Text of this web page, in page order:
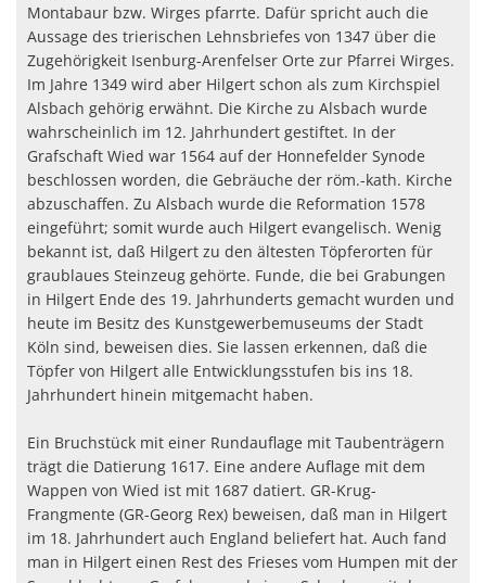
Montabaur bzw. Wirges pfarrte. Dafür spricht auch die
Aussage des trierischen Lehnsbriefes von 1347 über die
Zugehörigkeit Isenburg-Arenfelser Orte zur Pfarrei Wirges.
Im Jahre 1349 wird aber Hilgert schon als zum Kirchspiel
Alsbach gehörig erwähnt. Die Kirche zu Alsbach wurde
wahrscheinlich im 12. Jahrhundert gestiftet. In der
Grafschaft Wied war 1564 auf der Honnefelder Synode
beschlossen worden, die Gebräuche der röm.-kath. Kirche
abzuschaffen. Zu Alsbach wurde die Reformation 1578
eingeführt; somit wurde auch Hilgert evangelisch. Wenig
bekannt ist, daß Hilgert zu den ältesten Töpferorten für
graublaues Steinzeug gehörte. Funde, die bei Grabungen
in Hilgert Ende des 19. Jahrhunderts gemacht wurden und
heute im Besitz des Kunstgewerbemuseums der Stadt
Köln sind, beweisen dies. Sie lassen erkennen, daß die
Töpfer von Hilgert alle Entwicklungsstufen bis ins 18.
Jahrhundert hinein mitgemacht haben.
Ein Bruchstück mit einer Rundauflage mit Taubenträgern
trägt die Datierung 1617. Eine andere Auflage mit dem
Wappen von Wied ist mit 1687 datiert. GR-Krug-
Frangmente (GR-Georg Rex) beweisen, daß man in Hilgert
im 18. Jahrhundert auch England beliefert hat. Auch fand
man in Hilgert einen Rest des Frieses vom Humpen mit der